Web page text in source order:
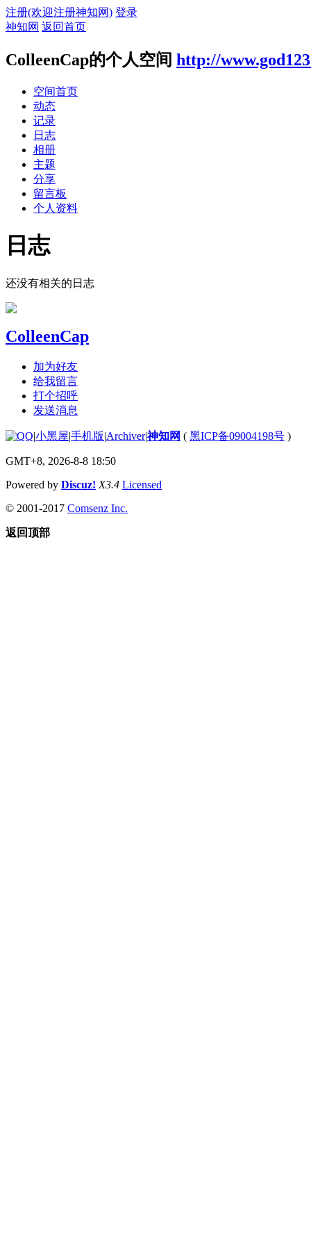
注册(欢迎注册神知网) 登录
神知网 返回首页
ColleenCap的个人空间 http://
空间首页
动态
记录
日志
相册
主题
分享
留言板
个人资料
日志
还没有相关的日志
ColleenCap
加为好友
给我留言
打个招呼
发送消息
|小黑屋|手机版|Archiver|神知网 ( 黑ICP备09004198号 )
GMT+8, 2026-8-8 18:50
Powered by Discuz! X3.4 Licensed
© 2001-2017 Comsenz Inc.
返回顶部